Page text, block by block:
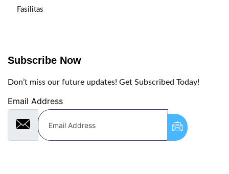
Fasilitas
Subscribe Now
Don’t miss our future updates! Get Subscribed Today!
Email Address